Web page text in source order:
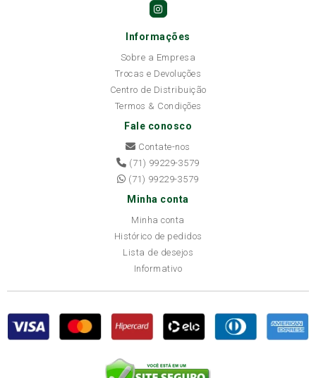
Informações
Sobre a Empresa
Trocas e Devoluções
Centro de Distribuição
Termos & Condições
Fale conosco
Contate-nos
(71) 99229-3579
(71) 99229-3579
Minha conta
Minha conta
Histórico de pedidos
Lista de desejos
Informativo